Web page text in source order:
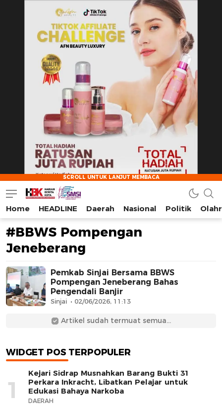
HarianBeritaKota
Mengabarkan Setiap Detil, Sudut, dan Cerita Kota
Home HEADLINE Daerah Nasional Politik
#BBWS Pompengan
Jeneberang
Pemkab Sinjai Bersama BBWS
Pompengan Jeneberang Bahas
Pengendali Banjir
Sinjai 02/06/2026, 11:13
Artikel sudah termuat semua...
WIDGET POS TERPOPULER
1
Kejari Sidrap Musnahkan Barang Bukti 31
Perkara Inkracht, Libatkan Pelajar untuk
Edukasi Bahaya Narkoba
DAERAH